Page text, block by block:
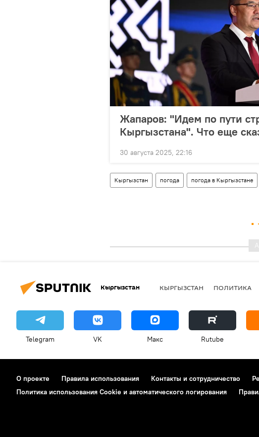
Жапаров: "Идем по пути
Кыргызстана". Что еще
30 августа 2025, 22:16
Кыргызстан погода погода в Кыргызстане
Кыргызстан КЫРГЫЗСТАН ПОЛИТИКА
Telegram VK Макс Rutube
О проекте Правила использования Контакты и сотрудничество
Политика использования Cookie и автоматического логирования